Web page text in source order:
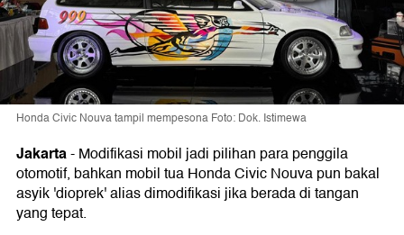
Honda Civic Nouva tampil mempesona Foto: Dok. Istimewa
Jakarta-Modifikasi mobil jadi pilihan para penggila
otomotif, bahkan mobil tua Honda Civic Nouva pun bakal
asyik 'dioprek' alias dimodifikasi jika berada di tangan
yang tepat.